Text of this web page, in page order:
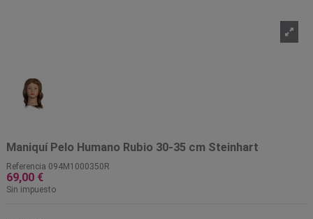
Maniquí Pelo Humano Rubio 30-35 cm Steinhart
Referencia 094M1000350R
69,00 €
Sin impuesto